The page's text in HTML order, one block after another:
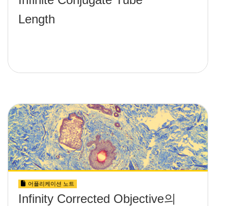
Length
어플리케이션 노트
Infinity Corrected Objective의